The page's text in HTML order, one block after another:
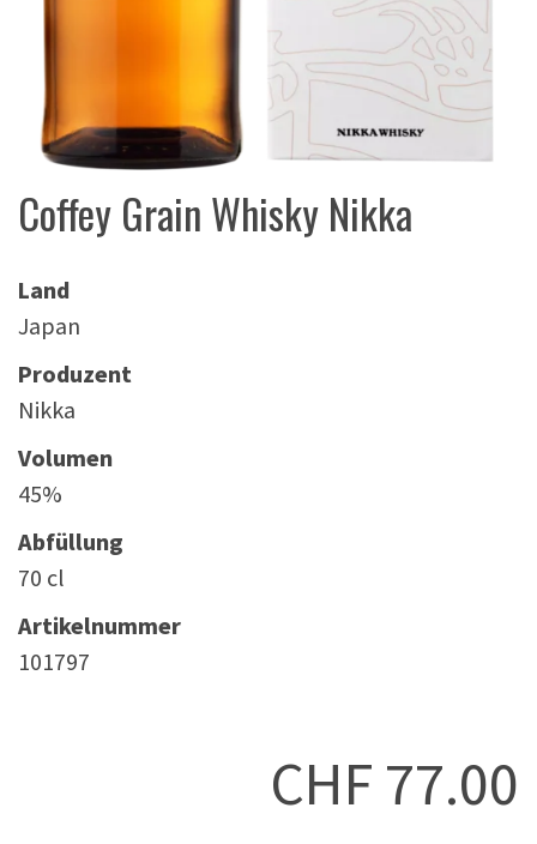
Coffey Grain Whisky Nikka
Land
Japan
Produzent
Nikka
Volumen
45%
Abfüllung
70 cl
Artikelnummer
101797
CHF77.00